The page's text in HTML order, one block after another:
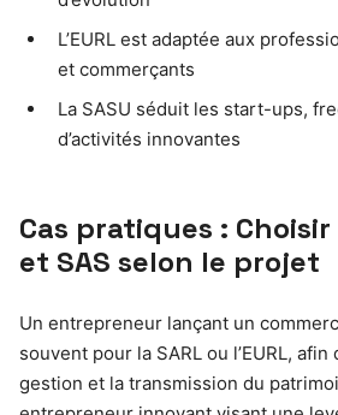
L’EURL est adaptée aux
et commerçants
La SASU séduit les start-ups,
d’activités innovantes
Cas pratiques :
et SAS selon le projet
Un entrepreneur lançant un
souvent pour la SARL ou l’EURL,
gestion et la transmission du